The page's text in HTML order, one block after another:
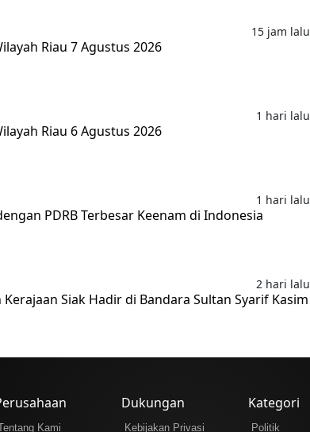
15 jam lalu
Riau 7 Agustus 2026
1 hari lalu
Riau 6 Agustus 2026
1 hari lalu
PDRB Terbesar Keenam di Indonesia
2 hari lalu
Kerajaan Siak Hadir di Bandara Sultan Syarif Kasim
Kami
Dukungan
Kebijakan Privasi
Kategori
Politik